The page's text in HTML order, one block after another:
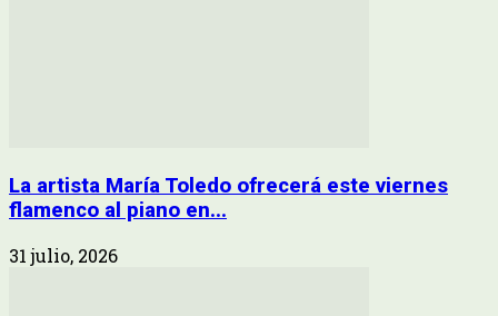
La artista María Toledo ofrecerá este viernes
flamenco al piano en...
31 julio, 2026